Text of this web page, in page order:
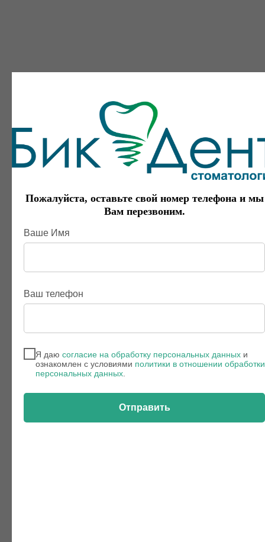
Пожалуйста, оставьте свой номер телефона и мы
Вам перезвоним.
Ваше Имя
Ваш телефон
Я даю согласие на обработку персональных данных и
ознакомлен с условиями политики в отношении обработки
персональных данных.
Отправить